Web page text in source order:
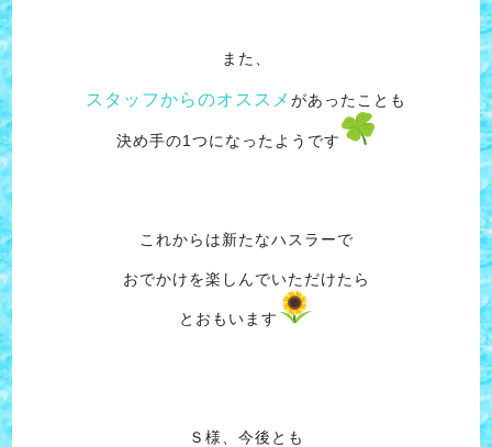
また、
スタッフからのオススメ があったことも
決め手の1つになったようです
これからは新たなハスラーで
おでかけを楽しんでいただけたら
とおもいます
Ｓ様、今後とも